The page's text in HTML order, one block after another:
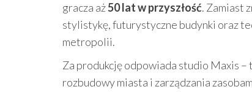
gracza aż50 lat w przyszłość. Zamiast
stylistykę, futurystyczne budynki oraz
metropolii.
Za produkcję odpowiada studio Maxis –
rozbudowy miasta i zarządzania